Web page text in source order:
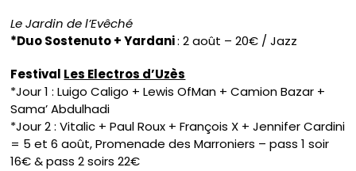
Le Jardin de l’Evêché
*Duo Sostenuto + Yardani: 2 août – 20€ / Jazz
Festival Les Electros d’Uzès
*Jour 1 : Luigo Caligo + Lewis OfMan + Camion Bazar +
Sama’ Abdulhadi
*Jour 2 : Vitalic + Paul Roux + François X + Jennifer Cardini
= 5 et 6 août, Promenade des Marroniers – pass 1 soir
16€ & pass 2 soirs 22€